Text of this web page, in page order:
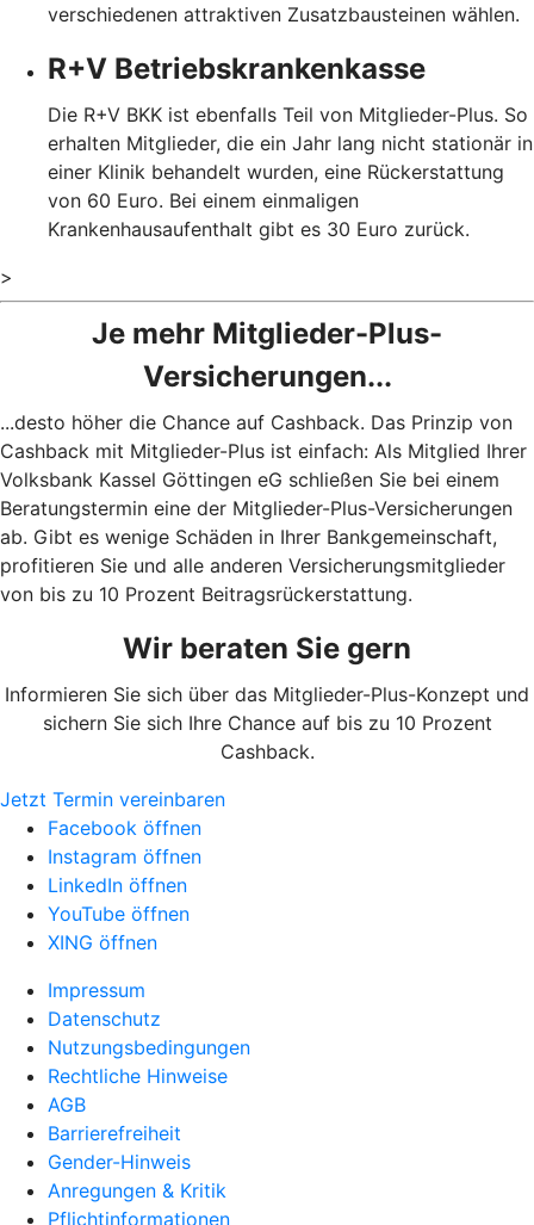
verschiedenen attraktiven Zusatzbausteinen wählen.
R+V Betriebskrankenkasse
Die R+V BKK ist ebenfalls Teil von Mitglieder-Plus. So
erhalten Mitglieder, die ein Jahr lang nicht stationär in
einer Klinik behandelt wurden, eine Rückerstattung
von 60 Euro. Bei einem einmaligen
Krankenhausaufenthalt gibt es 30 Euro zurück.
>
Je mehr Mitglieder-Plus-
Versicherungen...
...desto höher die Chance auf Cashback. Das Prinzip von
Cashback mit Mitglieder-Plus ist einfach: Als Mitglied Ihrer
Volksbank Kassel Göttingen eG schließen Sie bei einem
Beratungstermin eine der Mitglieder-Plus-Versicherungen
ab. Gibt es wenige Schäden in Ihrer Bankgemeinschaft,
profitieren Sie und alle anderen Versicherungsmitglieder
von bis zu 10 Prozent Beitragsrückerstattung.
Wir beraten Sie gern
Informieren Sie sich über das Mitglieder-Plus-Konzept und
sichern Sie sich Ihre Chance auf bis zu 10 Prozent
Cashback.
Jetzt Termin vereinbaren
Facebook öffnen
Instagram öffnen
LinkedIn öffnen
YouTube öffnen
XING öffnen
Impressum
Datenschutz
Nutzungsbedingungen
Rechtliche Hinweise
AGB
Barrierefreiheit
Gender-Hinweis
Anregungen & Kritik
Pflichtinformationen